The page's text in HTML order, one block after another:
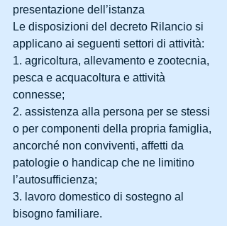
presentazione dell’istanza
Le disposizioni del decreto Rilancio si
applicano ai seguenti settori di attività:
1. agricoltura, allevamento e zootecnia,
pesca e acquacoltura e attività
connesse;
2. assistenza alla persona per se stessi
o per componenti della propria famiglia,
ancorché non conviventi, affetti da
patologie o handicap che ne limitino
l’autosufficienza;
3. lavoro domestico di sostegno al
bisogno familiare.